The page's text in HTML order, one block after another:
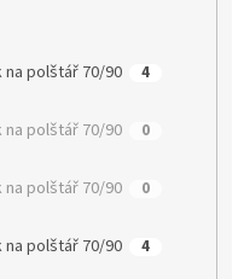
na polštář 70/90 4
na polštář 70/90 0
na polštář 70/90 0
na polštář 70/90 4